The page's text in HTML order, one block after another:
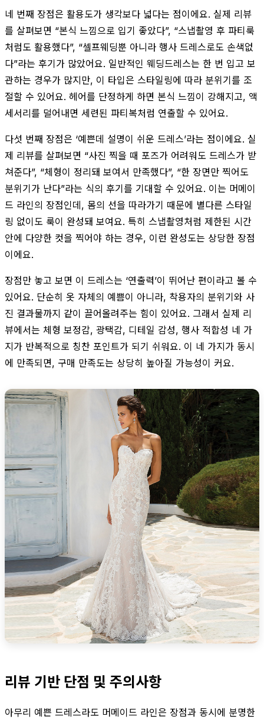
네 번째 장점은 활용도가 생각보다 넓다는 점이에요. 실제 리뷰
를 살펴보면 “본식 느낌으로 입기 좋았다”, “스냅촬영 후 파티룩
처럼도 활용했다”, “셀프웨딩뿐 아니라 행사 드레스로도 손색없
다”라는 후기가 많았어요. 일반적인 웨딩드레스는 한 번 입고 보
관하는 경우가 많지만, 이 타입은 스타일링에 따라 분위기를 조
절할 수 있어요. 헤어를 단정하게 하면 본식 느낌이 강해지고, 액
세서리를 덜어내면 세련된 파티복처럼 연출할 수 있어요.
다섯 번째 장점은 ‘예쁜데 설명이 쉬운 드레스’라는 점이에요. 실
제 리뷰를 살펴보면 “사진 찍을 때 포즈가 어려워도 드레스가 받
쳐준다”, “체형이 정리돼 보여서 만족했다”, “한 장면만 찍어도
분위기가 난다”라는 식의 후기를 기대할 수 있어요. 이는 머메이
드 라인의 장점인데, 몸의 선을 따라가기 때문에 별다른 스타일
링 없이도 룩이 완성돼 보여요. 특히 스냅촬영처럼 제한된 시간
안에 다양한 컷을 찍어야 하는 경우, 이런 완성도는 상당한 장점
이에요.
장점만 놓고 보면 이 드레스는 ‘연출력’이 뛰어난 편이라고 볼 수
있어요. 단순히 옷 자체의 예쁨이 아니라, 착용자의 분위기와 사
진 결과물까지 같이 끌어올려주는 힘이 있어요. 그래서 실제 리
뷰에서는 체형 보정감, 광택감, 디테일 감성, 행사 적합성 네 가
지가 반복적으로 칭찬 포인트가 되기 쉬워요. 이 네 가지가 동시
에 만족되면, 구매 만족도는 상당히 높아질 가능성이 커요.
리뷰 기반 단점 및 주의사항
아무리 예쁜 드레스라도 머메이드 라인은 장점과 동시에 분명한